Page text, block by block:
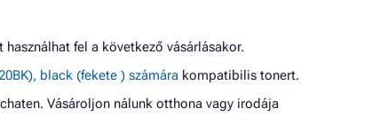
fel a következő vásárlásakor.
black (fekete ) számára kompatibilis tonert.
Vásároljon nálunk otthona vagy irodája